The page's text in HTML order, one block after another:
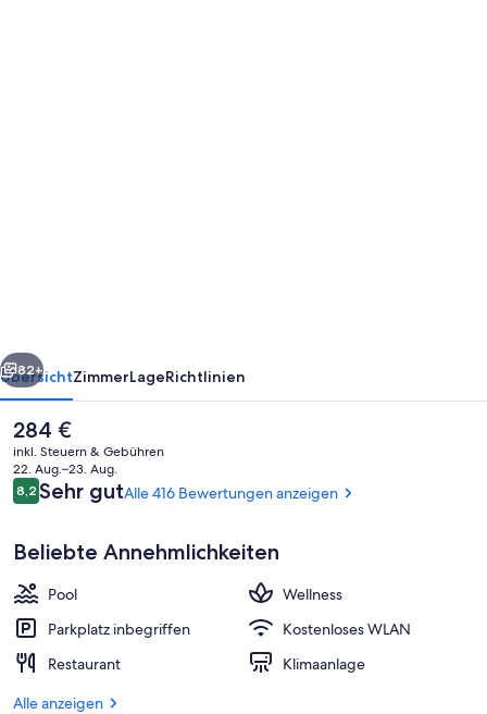
Außenpool
Weiter
82+
ÜbersichtZimmerLageRichtlinien
Der
aktuelle
Preis
beträgt
284 €.
284 €
inkl. Steuern & Gebühren
22. Aug.–23. Aug.
Bewertungen
8,28,2 von 10.
Sehr gutAlle 416 Bewertungen anzeigen
Beliebte Annehmlichkeiten
Pool
Wellness
Parkplatz inbegriffen
Kostenloses WLAN
Restaurant
Klimaanlage
Alle anzeigen